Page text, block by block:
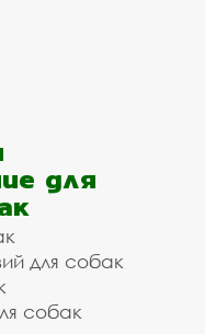
для
для собак
собак